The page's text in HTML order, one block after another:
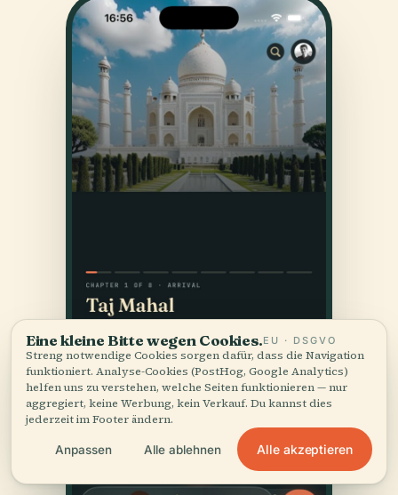
Eine kleine Bitte wegen Cookies.EU · DSGVO
Streng notwendige Cookies sorgen dafür, dass die Navigation
funktioniert. Analyse-Cookies (PostHog, Google Analytics)
helfen uns zu verstehen, welche Seiten funktionieren — nur
aggregiert, keine Werbung, kein Verkauf. Du kannst dies
jederzeit im Footer ändern.
Anpassen Alle ablehnen Alle akzeptieren